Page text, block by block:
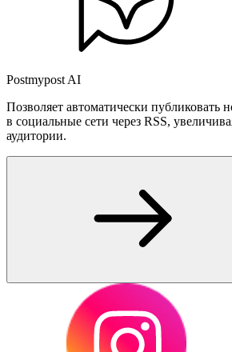
Postmypost AI
Позволяет автоматически публиковать
в социальные сети через RSS,
аудитории.